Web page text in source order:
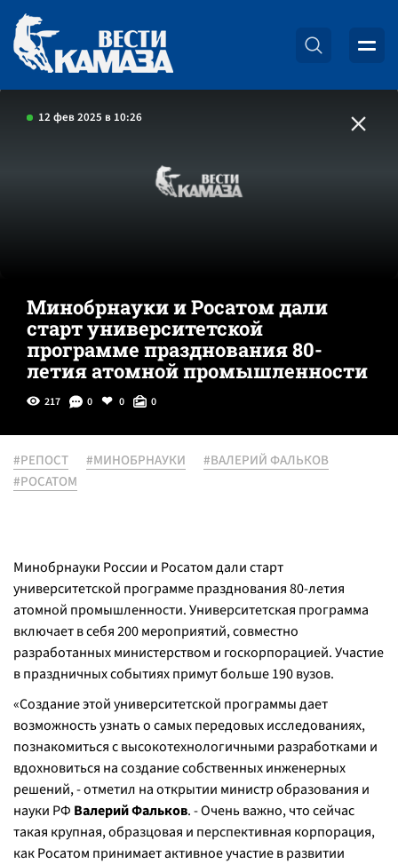
12 фев 2025 в 10:26
Минобрнауки и Росатом дали
старт университетской
программе празднования 80-
летия атомной промышленности
217 0 0 0
#РЕПОСТ #МИНОБРНАУКИ
#ВАЛЕРИЙ ФАЛЬКОВ
#РОСАТОМ
Минобрнауки России и Росатом дали старт
университетской программе празднования 80-летия
атомной промышленности. Университетская программа
включает в себя 200 мероприятий, совместно
разработанных министерством и госкорпорацией. Участие
в праздничных событиях примут больше 190 вузов.
«Создание этой университетской программы дает
возможность узнать о самых передовых исследованиях,
познакомиться с высокотехнологичными разработками и
вдохновиться на создание собственных инженерных
решений, - отметил на открытии министр образования и
науки РФ Валерий Фальков. - Очень важно, что сейчас
такая крупная, образцовая и перспективная корпорация,
как Росатом принимает активное участие в развитии